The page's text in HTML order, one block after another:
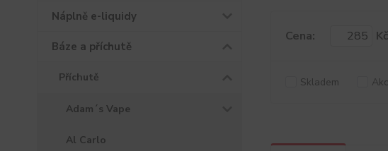
Náplně e-liquidy
Báze a příchutě
Příchutě
Adam´s Vape
Al Carlo
Cena: Kč
Skladem